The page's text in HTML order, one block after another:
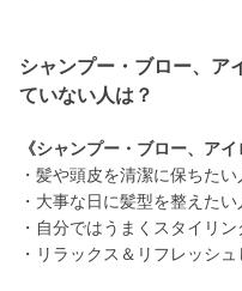
シャンプー・ブロー、ア
ていない人は？
《シャンプー・ブロー、ア
・髪や頭皮を清潔に保ちたい
・大事な日に髪型を整えたい
・自分ではうまくスタイリ
・リラックス＆リフレッシュ